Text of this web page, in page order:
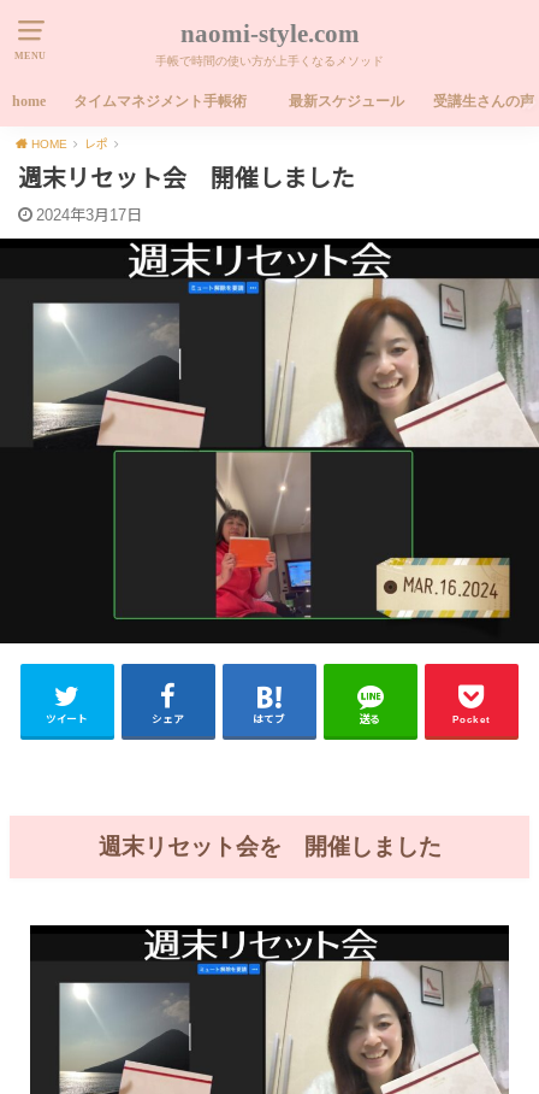
MENU
naomi-style.com
手帳で時間の使い方が上手くなるメソッド
home タイムマネジメント手帳術 最新スケジュール 受講生さんの声
HOME レポ
週末リセット会 開催しました
2024年3月17日
ツイート シェア はてブ 送る Pocket
週末リセット会を 開催しました